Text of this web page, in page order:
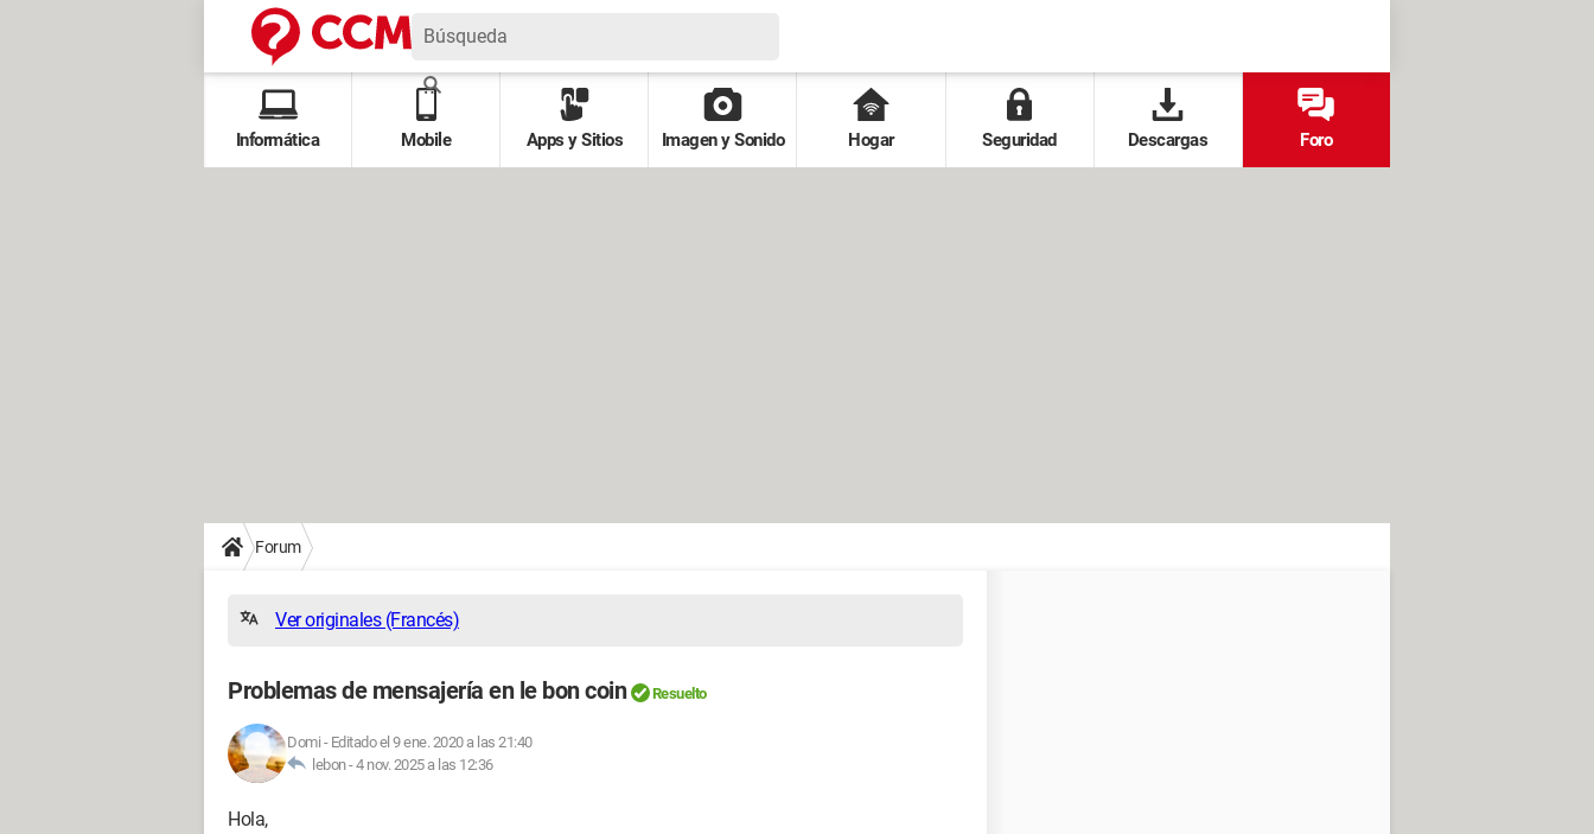
Informática Mobile Apps y Sitios Imagen y Sonido Hogar Seguridad Descargas Foro
Forum
Ver originales (Francés)
Problemas de mensajería en le bon coin Resuelto
Domi - Editado el 9 ene. 2020 a las 21:40
lebon -4 nov. 2025 a las 12:36
Hola,